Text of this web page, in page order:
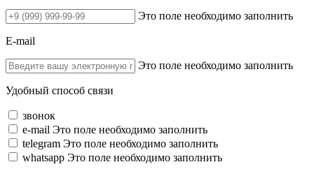
Это поле необходимо заполнить
E-mail
Это поле необходимо заполнить
Удобный способ связи
звонок
e-mail Это поле необходимо заполнить
telegram Это поле необходимо заполнить
whatsapp Это поле необходимо заполнить